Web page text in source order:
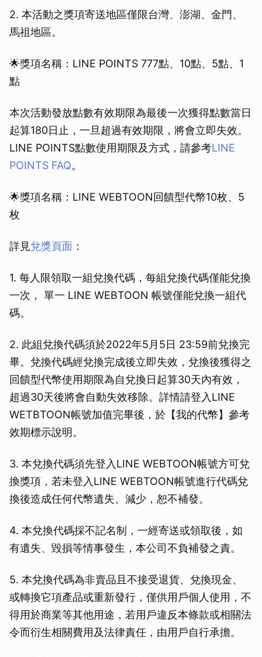
2. 本活動之獎項寄送地區僅限台灣、澎湖、金門、
馬祖地區。
🌟獎項名稱：LINE POINTS 777點、10點、5點、1
點
本次活動發放點數有效期限為最後一次獲得點數當日
起算180日止，一旦超過有效期限，將會立即失效。
LINE POINTS點數使用期限及方式，請參考LINE
POINTS FAQ。
🌟獎項名稱：LINE WEBTOON回饋型代幣10枚、5
枚
詳見兌獎頁面 ：
1. 每人限領取一組兌換代碼，每組兌換代碼僅能兌換
一次， 單一 LINE WEBTOON 帳號僅能兌換一組代
碼。
2. 此組兌換代碼須於2022年5月5日 23:59前兌換完
畢。兌換代碼經兌換完成後立即失效，兌換後獲得之
回饋型代幣使用期限為自兌換日起算30天內有效，
超過30天後將會自動失效移除。詳情請登入LINE
WETBTOON帳號加值完畢後，於【我的代幣】參考
效期標示說明。
3. 本兌換代碼須先登入LINE WEBTOON帳號方可兌
換獎項，若未登入LINE WEBTOON帳號進行代碼兌
換後造成任何代幣遺失、減少，恕不補發。
4. 本兌換代碼採不記名制，一經寄送或領取後，如
有遺失、毀損等情事發生，本公司不負補發之責。
5. 本兌換代碼為非賣品且不接受退貨、兌換現金、
或轉換它項產品或重新發行，僅供用戶個人使用，不
得用於商業等其他用途，若用戶違反本條款或相關法
令而衍生相關費用及法律責任，由用戶自行承擔。